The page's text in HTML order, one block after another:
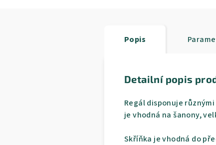
Popis
Detailní popis
Regál disponuje
je vhodná na šanony,
Skříňka je vhodná do